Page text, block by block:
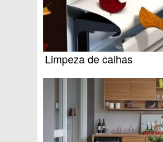
Limpeza de calhas